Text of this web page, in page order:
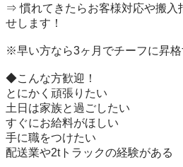
⇒ 慣れてきたらお客様対応や搬入
せします！
※早い方なら3ヶ月でチーフに昇
◆こんな方歓迎！
とにかく頑張りたい
土日は家族と過ごしたい
すぐにお給料がほしい
手に職をつけたい
配送業や2tトラックの経験がある